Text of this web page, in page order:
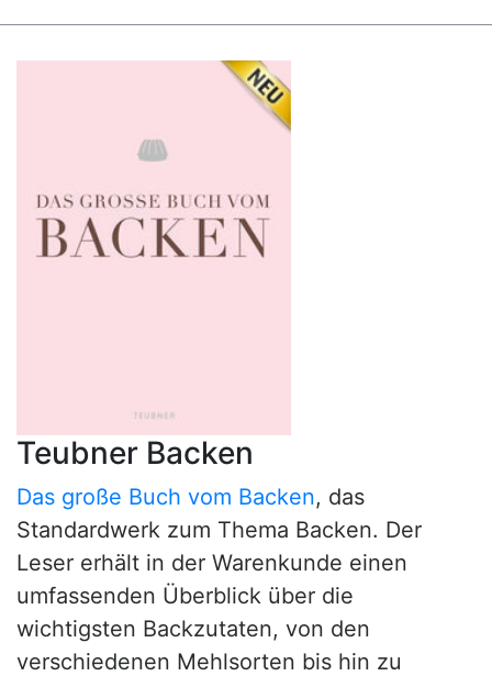
Teubner Backen
Das große Buch vom Backen, das
Standardwerk zum Thema Backen. Der
Leser erhält in der Warenkunde einen
umfassenden Überblick über die
wichtigsten Backzutaten, von den
verschiedenen Mehlsorten bis hin zu